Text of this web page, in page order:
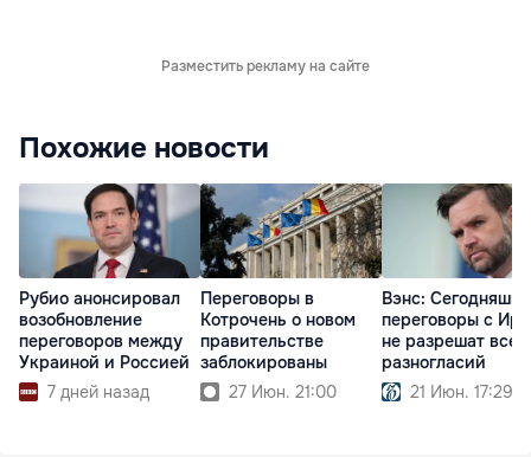
Разместить рекламу на сайте
Похожие новости
Рубио анонсировал
возобновление
переговоров между
Украиной и Россией
7 дней назад
Переговоры в
Котрочень о новом
правительстве
заблокированы
27 Июн. 21:00
Вэнс:
переговоры с
не разрешат всех
разногласий
21 Июн. 17:29